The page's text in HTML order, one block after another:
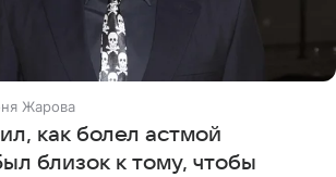
Жарова
как болел астмой
близок к тому, чтобы